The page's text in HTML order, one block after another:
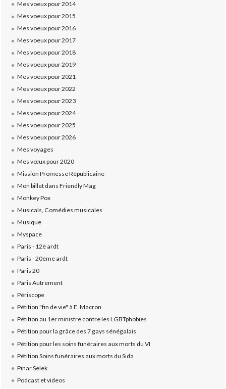
Mes voeux pour 2014
Mes voeux pour 2015
Mes voeux pour 2016
Mes voeux pour 2017
Mes voeux pour 2018
Mes voeux pour 2019
Mes voeux pour 2021
Mes voeux pour 2022
Mes voeux pour 2023
Mes voeux pour 2024
Mes voeux pour 2025
Mes voeux pour 2026
Mes voyages
Mes vœux pour 2020
Mission Promesse Républicaine
Mon billet dans Friendly Mag
Monkey Pox
Musicals, Comédies musicales
Musique
Myspace
Paris - 12è ardt
Paris - 20ème ardt
Paris 20
Paris Autrement
Périscope
Pétition "fin de vie" à E. Macron
Pétition au 1er ministre contre les LGBTphobies
Pétition pour la grâce des 7 gays sénégalais
Pétition pour les soins funéraires aux morts du VI
Pétition Soins funéraires aux morts du Sida
Pinar Selek
Podcast et videos